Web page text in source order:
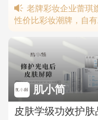
老牌彩妆企业蕾琪
性价比彩妆潮牌，自有
合年轻消费群体。
肌小简
皮肤学级功效护肤